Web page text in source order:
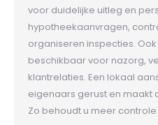
voor duidelijke uitleg en
hypotheekaanvragen,
organiseren inspecties.
beschikbaar voor nazorg,
klantrelaties. Een lokaal
eigenaars gerust en maakt
Zo behoudt u meer